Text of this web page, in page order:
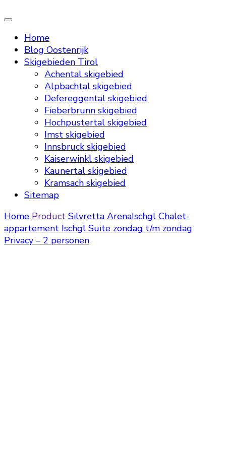
Home
Blog Oostenrijk
Skigebieden Tirol
Achental skigebied
Alpbachtal skigebied
Defereggental skigebied
Fieberbrunn skigebied
Hochpustertal skigebied
Imst skigebied
Innsbruck skigebied
Kaiserwinkl skigebied
Kaunertal skigebied
Kramsach skigebied
Sitemap
Home Product Silvretta ArenaIschgl Chalet-
appartement Ischgl Suite zondag t/m zondag
Privacy – 2 personen